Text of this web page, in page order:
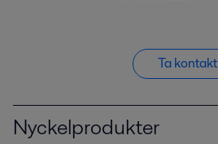
Ta kontakt
Nyckelprodukter